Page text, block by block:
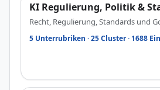
KI Regulierung, Politik &
Recht, Regulierung, Standards und
5 Unterrubriken · 25 Cluster · 1688